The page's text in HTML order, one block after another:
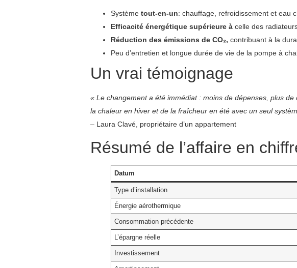
Système tout-en-un: chauffage, refroidissement et eau
Efficacité énergétique supérieure àcelle des
Réduction des émissions de CO₂, contribuant à la
Peu d’entretien et longue durée de vie de la pompe à
Un vrai témoignage
« Le changement a été immédiat : moins de dépenses, plus
la chaleur en hiver et de la fraîcheur en été avec un seul
– Laura Clavé, propriétaire d’un appartement
Résumé de l’affaire en
Datum
Type d’installation
Énergie aérothermique
Consommation précédente
L’épargne réelle
Investissement